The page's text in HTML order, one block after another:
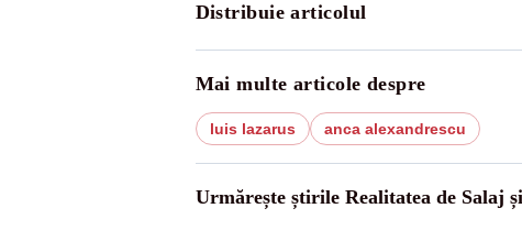
Distribuie articolul
Mai multe articole despre
luis lazarus anca alexandrescu
Urmărește știrile Realitatea de Salaj